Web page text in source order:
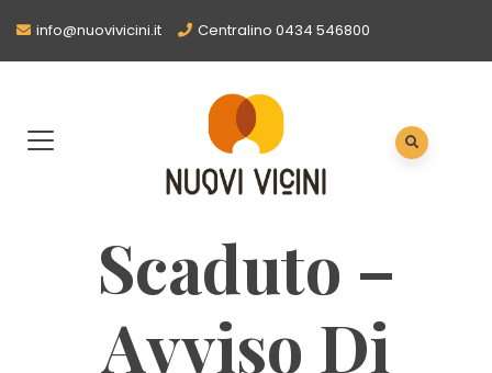
info@nuovivicini.it Centralino 0434 546800
Scaduto –
Avviso Di